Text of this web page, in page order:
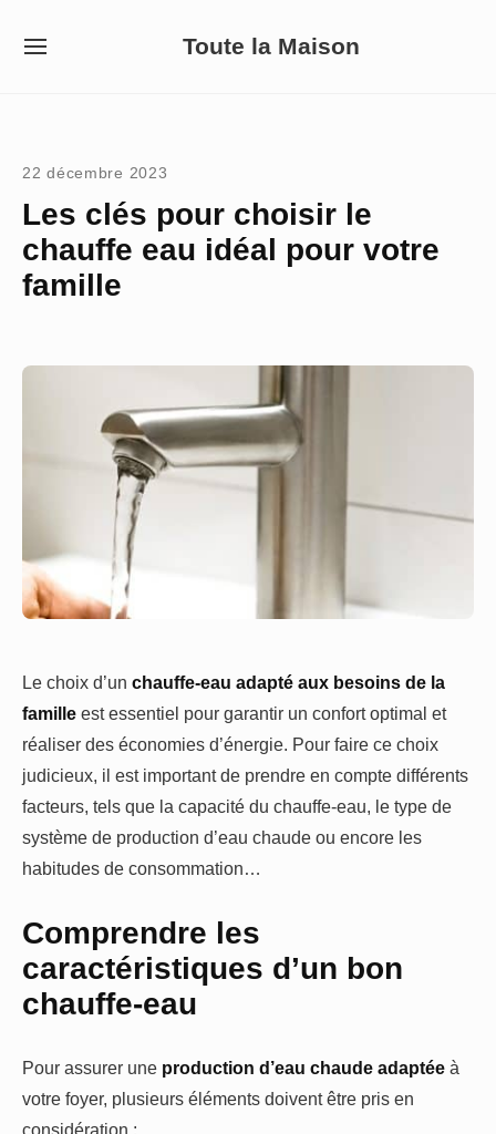
Toute la Maison
SITE
22 décembre 2023
Les clés pour choisir le
chauffe eau idéal pour votre
famille
Le choix d’un chauffe-eau adapté aux besoins de la
famille est essentiel pour garantir un confort optimal et
réaliser des économies d’énergie. Pour faire ce choix
judicieux, il est important de prendre en compte différents
facteurs, tels que la capacité du chauffe-eau, le type de
système de production d’eau chaude ou encore les
habitudes de consommation…
Comprendre les
caractéristiques d’un bon
chauffe-eau
Pour assurer une production d’eau chaude adaptée à
votre foyer, plusieurs éléments doivent être pris en
considération :